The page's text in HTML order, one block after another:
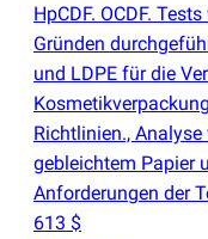
HpCDF. OCDF.
Gründen
und LDPE für die
Richtlinien.,
gebleichtem Papier
Anforderungen der
613 $